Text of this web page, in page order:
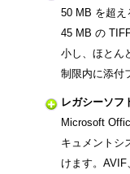
50 MB を超え
45 MB の
小し、ほとん
制限内に添付
レガシーソフ
Microsoft
キュメントシ
けます。